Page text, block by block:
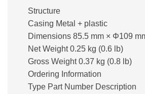
Structure
Casing Metal + plastic
Dimensions 85.5 mm × Φ109
Net Weight 0.25 kg (0.6 lb)
Gross Weight 0.37 kg (0.8 lb)
Ordering Information
Type Part Number Description